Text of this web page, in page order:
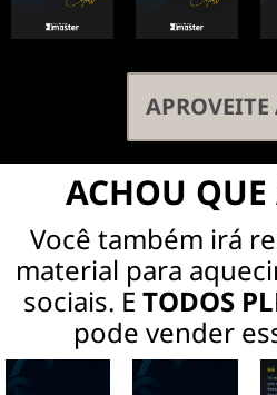
APROVEITE
ACHOU
Você também irá
material para
sociais. E TODOS
pode vender